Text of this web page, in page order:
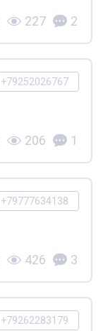
227 2
+79252026767
206 1
+79777634138
426 3
+79262283179